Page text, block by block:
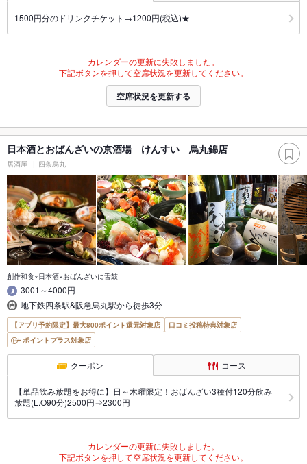
1500円分のドリンクチケット→1200円(税込)★
カレンダーの更新に失敗しました。
下記ボタンを押して空席状況を更新してください。
空席状況を更新する
日本酒とおばんざいの京酒場 けんすい 烏丸錦店
居酒屋 四条烏丸
創作和食×日本酒×おばんざいに舌鼓
3001～4000円
地下鉄四条駅&阪急烏丸駅から徒歩3分
【アプリ予約限定】最大800ポイント還元対象店
口コミ投稿特典対象店
ポイントプラス対象店
クーポン コース
【単品飲み放題をお得に】日～木曜限定！おばんざい3種付120分飲み
放題(L.O90分)2500円⇒2300円
カレンダーの更新に失敗しました。
下記ボタンを押して空席状況を更新してください。